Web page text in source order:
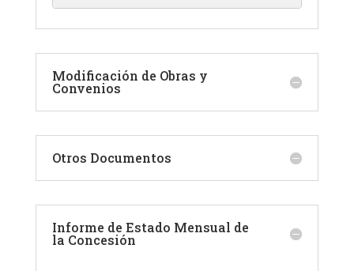
Modificación de Obras y
Convenios
Otros Documentos
Informe de Estado Mensual de
la Concesión